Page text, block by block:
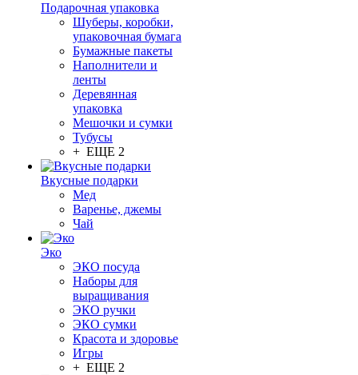
Подарочная упаковка
Шуберы, коробки,
упаковочная бумага
Бумажные пакеты
Наполнители и
ленты
Деревянная
упаковка
Мешочки и сумки
Тубусы
+ ЕЩЕ 2
Вкусные подарки
Мед
Варенье, джемы
Чай
Эко
ЭКО посуда
Наборы для
выращивания
ЭКО ручки
ЭКО сумки
Красота и здоровье
Игры
+ ЕЩЕ 2